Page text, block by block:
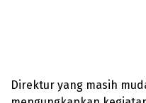
Direktur yang masih